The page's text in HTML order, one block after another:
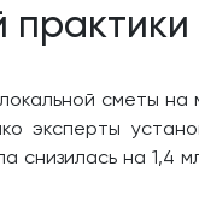
практики
сметы
на 1,4